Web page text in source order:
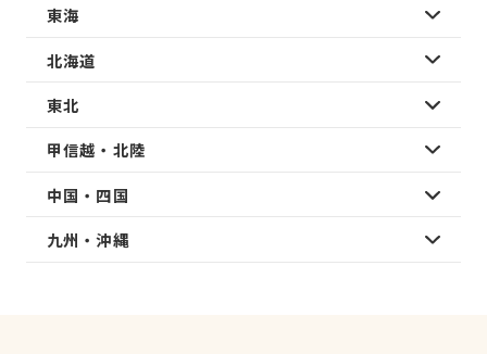
東海
北海道
東北
甲信越・北陸
中国・四国
九州・沖縄